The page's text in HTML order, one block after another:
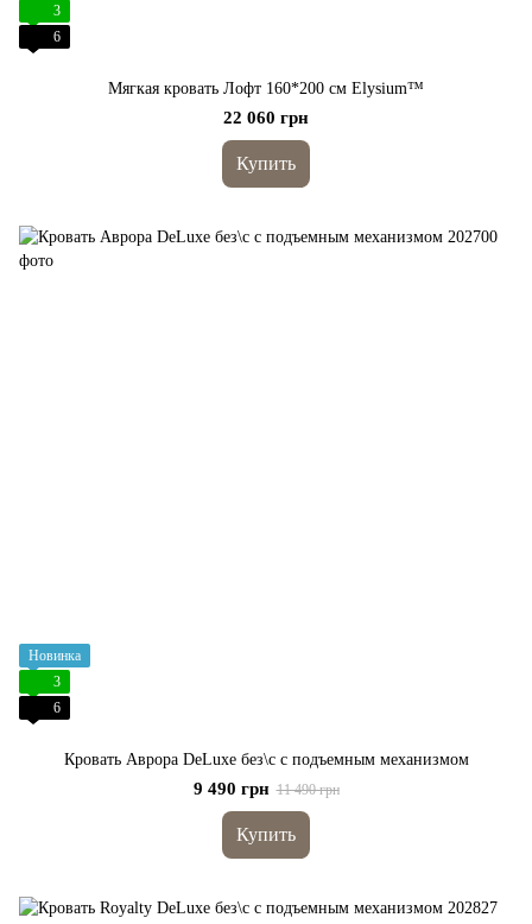
3
6
Мягкая кровать Лофт 160*200 cм Elysium™
22 060 грн
Купить
Новинка
3
6
Кровать Аврора DeLuxe без\с с подъемным механизмом
9 490 грн 11 490 грн
Купить